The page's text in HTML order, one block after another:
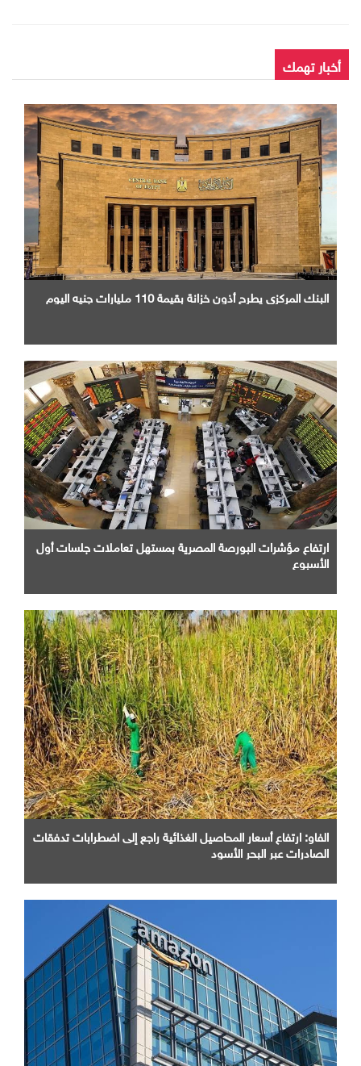
أخبار تهمك
البنك المركزي يطرح أذون خزانة بقيمة 110 مليارات جنيه اليوم
ارتفاع مؤشرات البورصة المصرية بمستهل تعاملات جلسات أول
الأسبوع
الفاو: ارتفاع أسعار المحاصيل الغذائية راجع إلى اضطرابات تدفقات
الصادرات عبر البحر الأسود